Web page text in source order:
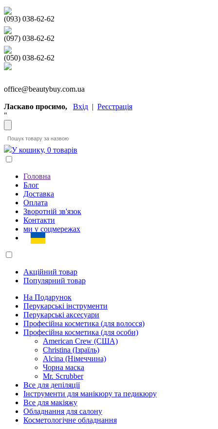
(093) 038-62-62
(097) 038-62-62
(050) 038-62-62
office@beautybuy.com.ua
Ласкаво просимо, Вхід | Реєстрація
"
У кошику, 0 товарів
Головна
Блог
Доставка
Оплата
Зворотній зв'язок
Контакти
ми у соцмережах
Акційний товар
Популярний товар
На Подарунок
Перукарські інструменти
Перукарські аксесуари
Професійна косметика (для волосся)
Професійна косметика (для особи)
American Crew (США)
Christina (Ізраїль)
Alcina (Німеччина)
Чорна маска
Mr. Scrubber
Все для депіляції
Інструменти для манікюру та педикюру
Все для макіяжу
Обладнання для салону
Косметологічне обладнання